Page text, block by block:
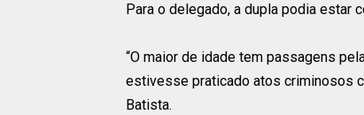
Para o delegado, a dupla podia estar
“O maior de idade tem passagens
estivesse praticado atos criminosos
Batista.